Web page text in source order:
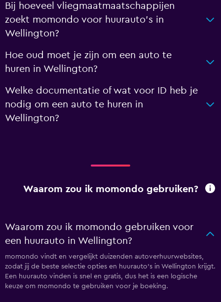
Bij hoeveel vliegmaatmaatschappijen
zoekt momondo voor huurauto's in
Wellington?
Hoe oud moet je zijn om een auto te
huren in Wellington?
Welke documentatie of wat voor ID heb je
nodig om een auto te huren in
Wellington?
Waarom zou ik momondo gebruiken?
Waarom zou ik momondo gebruiken voor
een huurauto in Wellington?
momondo vindt en vergelijkt duizenden autoverhuurwebsites,
zodat jij de beste selectie opties en huurauto's in Wellington krijgt.
Een huurauto vinden is snel en gratis, dus het is een logische
keuze om momondo te gebruiken voor je boeking.